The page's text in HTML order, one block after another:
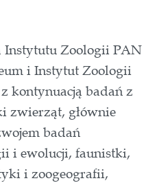
Instytutu Zoologii PAN
i Instytut Zoologii
kontynuacją badań z
zwierząt, głównie
badań
i ewolucji, faunistki,
i zoogeografii,